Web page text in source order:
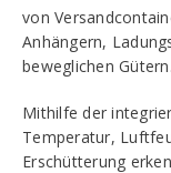
von
Anhängern,
beweglichen Gütern.
Mithilfe der
Temperatur,
Erschütterung